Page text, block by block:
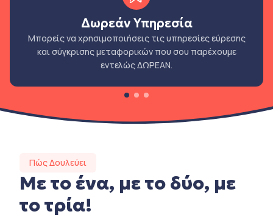
Δωρεάν Υπηρεσία
Μπορείς να χρησιμοποιήσεις τις υπηρεσίες εύρεσης
και σύγκρισης μεταφορικών που σου παρέχουμε
εντελώς ΔΩΡΕΑΝ.
Πώς Δουλεύει
Με το ένα, με το δύο, με
το τρία!